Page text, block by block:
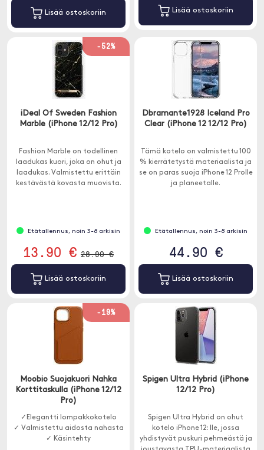
Lisää ostoskoriin Lisää ostoskoriin
-52%
iDeal Of Sweden Fashion
Marble (iPhone 12/12 Pro)
Fashion Marble on todellinen
laadukas kuori, joka on ohut ja
laadukas. Valmistettu erittäin
kestävästä kovasta muovista.
Etätallennus, noin 3-8 arkisin
13.90 € 28.90 €
Lisää ostoskoriin
Dbramante1928 Iceland Pro
Clear (iPhone 12 12/12 Pro)
Tämä kotelo on valmistettu 100
% kierrätetystä materiaalista ja
se on paras suoja iPhone 12 Prolle
ja planeetalle.
Etätallennus, noin 3-8 arkisin
44.90 €
Lisää ostoskoriin
-19%
Moobio Suojakuori Nahka
Korttitaskulla (iPhone 12/12
Pro)
✓Elegantti lompakkokotelo
✓ Valmistettu aidosta nahasta
✓ Käsintehty
Spigen Ultra Hybrid (iPhone
12/12 Pro)
Spigen Ultra Hybrid on ohut
kotelo iPhone 12: lle, jossa
yhdistyvät puskuri pehmeästä ja